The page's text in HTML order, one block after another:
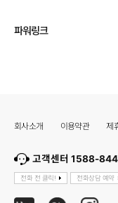
파워링크
회사소개 이용약관 제
고객센터 1588-
전화 전 클릭! 전화상담 예약